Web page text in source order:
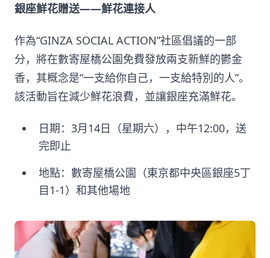
銀座鮮花贈送——鮮花連接人
作為“GINZA SOCIAL ACTION”社區倡議的一部
分，將在數寄屋橋公園免費發放兩支新鮮的鬱金
香，其概念是“一支給你自己，一支給特別的人”。
該活動旨在減少鮮花浪費，並讓銀座充滿鮮花。
日期：3月14日（星期六），中午12:00，送
完即止
地點：數寄屋橋公園（東京都中央區銀座5丁
目1-1）和其他場地